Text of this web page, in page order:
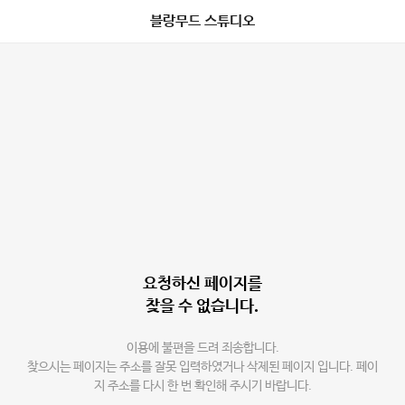
블랑무드 스튜디오
요청하신 페이지를
찾을 수 없습니다.
이용에 불편을 드려 죄송합니다.
찾으시는 페이지는 주소를 잘못 입력하였거나 삭제된 페이지 입니다. 페이
지 주소를 다시 한 번 확인해 주시기 바랍니다.